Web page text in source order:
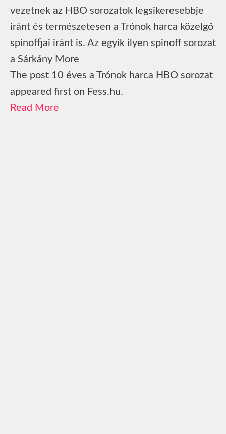
vezetnek az HBO sorozatok legsikeresebbje
iránt és természetesen a Trónok harca közelgő
spinoffjai iránt is. Az egyik ilyen spinoff sorozat
a Sárkány More
The post 10 éves a Trónok harca HBO sorozat
appeared first on Fess.hu.
Read More